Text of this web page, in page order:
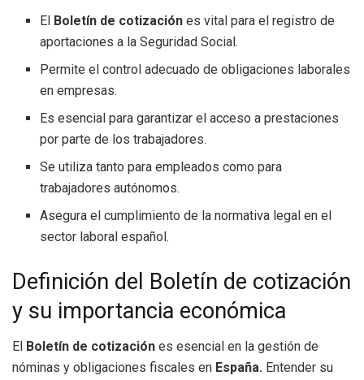
El Boletín de cotización es vital para el registro de
aportaciones a la Seguridad Social.
Permite el control adecuado de obligaciones laborales
en empresas.
Es esencial para garantizar el acceso a prestaciones
por parte de los trabajadores.
Se utiliza tanto para empleados como para
trabajadores autónomos.
Asegura el cumplimiento de la normativa legal en el
sector laboral español.
Definición del Boletín de cotización
y su importancia económica
El Boletín de cotización es esencial en la gestión de
nóminas y obligaciones fiscales en España. Entender su